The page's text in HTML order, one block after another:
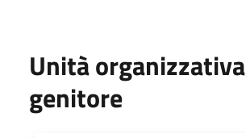
Unità organizzativa
genitore